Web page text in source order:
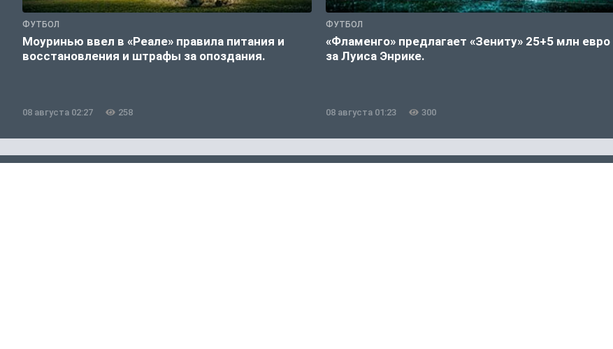
ФУТБОЛ
Моуринью ввел в «Реале» правила питания и
восстановления и штрафы за опоздания.
08 августа 02:27 258
ФУТБОЛ
«Фламенго» предлагает «Зениту» 25+5 млн евро
за Луиса Энрике.
08 августа 01:23 300